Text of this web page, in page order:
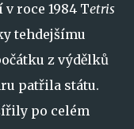
roce 1984 Tetris
tehdejšímu
z výdělků
patřila státu.
po celém